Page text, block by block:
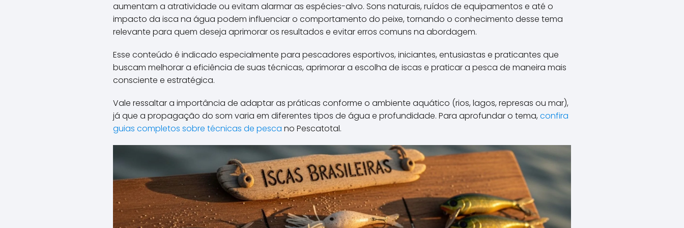
aumentam a atratividade ou evitam alarmar as espécies-alvo. Sons naturais, ruídos de equipamentos e até o
impacto da isca na água podem influenciar o comportamento do peixe, tornando o conhecimento desse tema
relevante para quem deseja aprimorar os resultados e evitar erros comuns na abordagem.
Esse conteúdo é indicado especialmente para pescadores esportivos, iniciantes, entusiastas e praticantes que
buscam melhorar a eficiência de suas técnicas, aprimorar a escolha de iscas e praticar a pesca de maneira mais
consciente e estratégica.
Vale ressaltar a importância de adaptar as práticas conforme o ambiente aquático (rios, lagos, represas ou mar),
já que a propagação do som varia em diferentes tipos de água e profundidade. Para aprofundar o tema,confira
guias completos sobre técnicas de pesca no Pescatotal.